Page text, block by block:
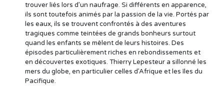
trouver liés lors d’un naufrage. Si différents en apparence,
ils sont toutefois animés par la passion de la vie. Portés par
les eaux, ils se trouvent confrontés à des aventures
tragiques comme teintées de grands bonheurs surtout
quand les enfants se mêlent de leurs histoires. Des
épisodes particulièrement riches en rebondissements et
en découvertes exotiques. Thierry Lepesteur a sillonné les
mers du globe, en particulier celles d’Afrique et les îles du
Pacifique.